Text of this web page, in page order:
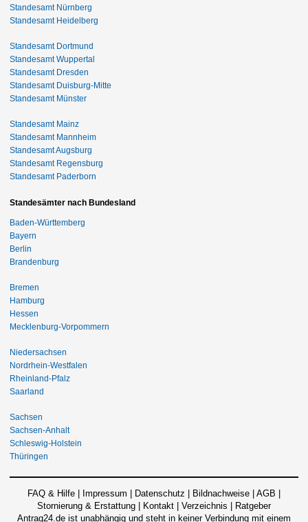
Standesamt Nürnberg
Standesamt Heidelberg
Standesamt Dortmund
Standesamt Wuppertal
Standesamt Dresden
Standesamt Duisburg-Mitte
Standesamt Münster
Standesamt Mainz
Standesamt Mannheim
Standesamt Augsburg
Standesamt Regensburg
Standesamt Paderborn
Standesämter nach Bundesland
Baden-Württemberg
Bayern
Berlin
Brandenburg
Bremen
Hamburg
Hessen
Mecklenburg-Vorpommern
Niedersachsen
Nordrhein-Westfalen
Rheinland-Pfalz
Saarland
Sachsen
Sachsen-Anhalt
Schleswig-Holstein
Thüringen
FAQ & Hilfe | Impressum | Datenschutz | Bildnachweise | AGB |
Stornierung & Erstattung | Kontakt | Verzeichnis | Ratgeber
Antrag24.de ist unabhängig und steht in keiner Verbindung mit einem